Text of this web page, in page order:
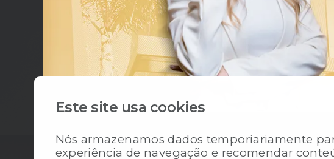
Este site usa cookies
Nós armazenamos dados temporiariamente
experiência de navegação e recomendar